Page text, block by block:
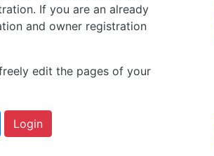
If you are an already
and owner registration
edit the pages of your
Login